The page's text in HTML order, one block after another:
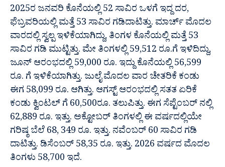
2025ರ ಜನವರಿ ಕೊನೆಯಲ್ಲಿ 52 ಸಾವಿರ ಒಳಗೆ ಇದ್ದ ದರ,
ಫೆಬ್ರವರಿಯಲ್ಲಿ ಮತ್ತೆ 53 ಸಾವಿರ ಗಡಿದಾಟಿತ್ತು. ಮಾರ್ಚ್ ಮೊದಲ
ವಾರದಲ್ಲಿ ಸ್ವಲ್ಪ ಇಳಿಕೆಯಾಗಿದ್ದು, ತಿಂಗಳ ಕೊನೆಯಲ್ಲಿ ಮತ್ತೆ 53
ಸಾವಿರ ಗಡಿ ಮುಟ್ಟಿತ್ತು. ಮೇ ತಿಂಗಳಲ್ಲಿ 59,512 ರೂ.ಗೆ ಇಳಿದಿದ್ದು,
ಜೂನ್ ಆರಂಭದಲ್ಲಿ 59,000 ರೂ. ಇದ್ದು ಕೊನೆಯಲ್ಲಿ 56,599
ರೂ. ಗೆ ಇಳಿಕೆಯಾಗಿತ್ತು. ಜುಲೈ ಮೊದಲ ವಾರ ಚೇತರಿಕೆ ಕಂಡು
ಈಗ 58,099 ರೂ. ಆಗಿತ್ತು. ಆಗಸ್ಟ್ ಆರಂಭದಲ್ಲಿ ಸತತ ಏರಿಕೆ
ಕಂಡು ಕ್ವಿಂಟಲ್ ಗೆ 60,500ರೂ. ತಲುಪಿತ್ತು. ಈಗ ಸೆಪ್ಟೆಂಬರ್ ನಲ್ಲಿ
62,889 ರೂ. ಇತ್ತು. ಅಕ್ಟೋಬರ್ ತಿಂಗಳಲ್ಲಿ ಈ ವರ್ಷದಲ್ಲಿಯೇ
ಗರಿಷ್ಠ ಬೆಲೆ 68, 349 ರೂ. ಇತ್ತು. ನವೆಂಬರ್ 60 ಸಾವಿರ ಗಡಿ
ದಾಟಿತ್ತು. ಡಿಸೆಂಬರ್ 58,35 ರೂ. ಇತ್ತು. 2026 ವರ್ಷದ ಮೊದಲ
ತಿಂಗಳು 58,700 ಇದೆ.